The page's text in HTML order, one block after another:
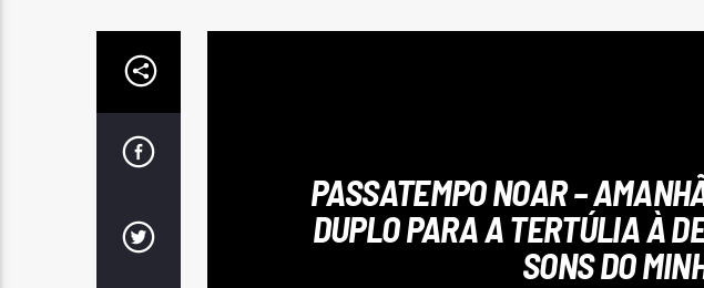
PASSATEMPO NOAR –
DUPLO PARA A TERTÚLIA À
SONS DO